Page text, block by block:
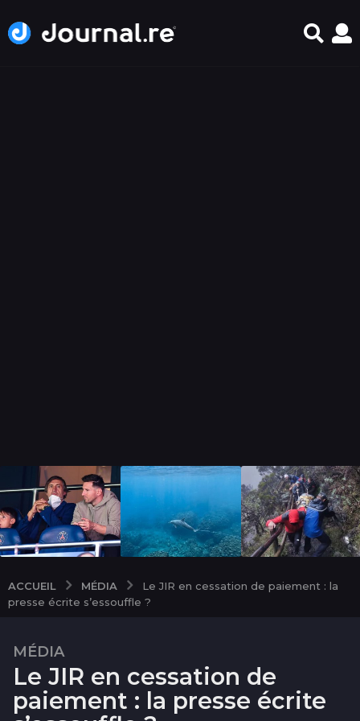
ACCUEIL MÉDIA
Le JIR en cessation de paiement : la
presse écrite s’essouffle ?
1
1
n
MÉDIA
Le JIR en cessation de
paiement : la presse écrite